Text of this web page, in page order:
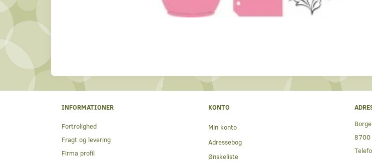
INFORMATIONER
Fortrolighed
Fragt og levering
Firma profil
KONTO
Min konto
Adressebog
Ønskeliste
8700